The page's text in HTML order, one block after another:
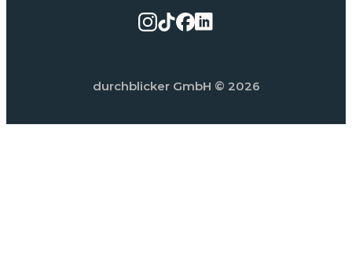
durchblicker GmbH © 2026